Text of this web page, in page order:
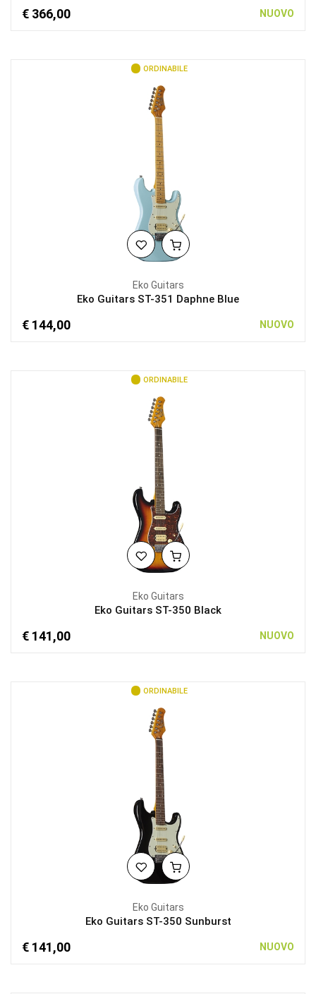
€ 366,00 NUOVO
ORDINABILE
Eko Guitars
Eko Guitars ST-351 Daphne Blue
€ 144,00 NUOVO
ORDINABILE
Eko Guitars
Eko Guitars ST-350 Black
€ 141,00 NUOVO
ORDINABILE
Eko Guitars
Eko Guitars ST-350 Sunburst
€ 141,00 NUOVO